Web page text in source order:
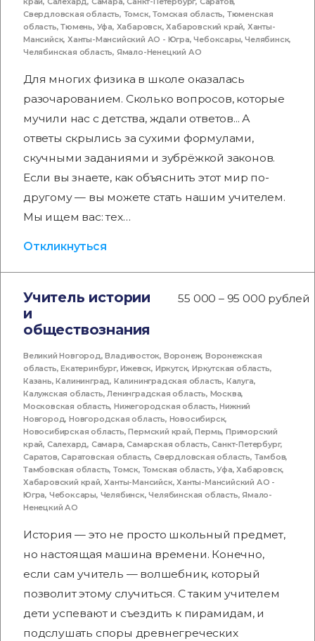
Свердловская область, Томск,Томская область, Тюменская
область,Тюмень, Уфа, Хабаровск,Хабаровский край, Ханты-
Мансийск,Ханты-Мансийский АО - Югра,Чебоксары,Челябинск,
Челябинская область, Ямало-Ненецкий АО
Для многих физика в школе оказалась
разочарованием. Сколько вопросов, которые
мучили нас с детства, ждали ответов... А
ответы скрылись за сухими формулами,
скучными заданиями и зубрёжкой законов.
Если вы знаете, как объяснить этот мир по-
другому — вы можете стать нашим учителем.
Мы ищем вас: тех…
Откликнуться
Учитель истории
и
обществознания
55 000 – 95 000 рублей
Великий Новгород,Владивосток, Воронеж,Воронежская
область,Екатеринбург,Ижевск, Иркутск,Иркутская область,
Казань,Калининград, Калининградская область, Калуга,
Калужская область,Ленинградская область, Москва,
Московская область,Нижегородская область,Нижний
Новгород,Новгородская область, Новосибирск,
Новосибирская область,Пермский край,Пермь,Приморский
край, Салехард, Самара,Самарская область,Санкт-Петербург,
Саратов,Саратовская область,Свердловская область, Тамбов,
Тамбовская область,Томск, Томская область,Уфа,Хабаровск,
Хабаровский край,Ханты-Мансийск,Ханты-Мансийский АО -
Югра, Чебоксары, Челябинск,Челябинская область,Ямало-
Ненецкий АО
История — это не просто школьный предмет,
но настоящая машина времени. Конечно,
если сам учитель — волшебник, который
позволит этому случиться. С таким учителем
дети успевают и съездить к пирамидам, и
подслушать споры древнегреческих